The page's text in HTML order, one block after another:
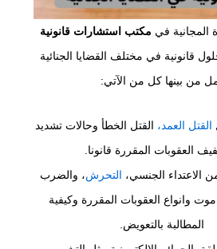
في مكتب استشارات قانونية
قانونية في مختلف القضايا الجنائية
من بينها كل من الآتي:
القتل العمد، القتل الخطأ وحالات تشديد
العقوبات المقررة قانونا.
الاعتداء الجنسي، التحرش، والضرب
وانواع العقوبات المقررة وكيفية
المطالبة بالتعويض.